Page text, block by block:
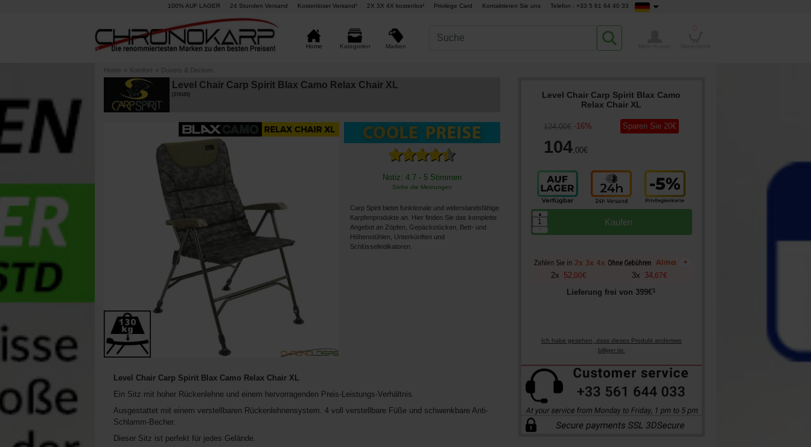
100% AUF LAGER 24 Stunden Versand Kostenloser Versand¹ 2X 3X 4X kostenlos² Privilege Card Kontaktieren Sie uns Telefon : +33 5 61 64 40 33
Home Kategorien Marken
Home » Komfort » Duvets & Decken
Level Chair Carp Spirit Blax Camo Relax Chair XL
270183]
Notiz: 4.7 - 5 Stimmen
Siehe die Meinungen
Carp Spirit bietet funktionale und widerstandsfähige
Karpfenprodukte an. Hier finden Sie das komplette
Angebot an Zöpfen, Gepäckstücken, Bett- und
Höhenstühlen, Unterkünften und
Schlüsselindikatoren.
Level Chair Carp Spirit Blax Camo
Relax Chair XL
124,00€ -16%
104,00€
Sparen Sie 20€
Kaufen
▲
+
2x 52 ,00€ 3x 34, 67€
Lieferung frei von 399€1
Ich habe gesehen, dass dieses Produkt anderswo
billiger ist.
Level Chair Carp Spirit Blax Camo Relax Chair XL
Ein Sitz mit hoher Rückenlehne und einem hervorragenden Preis-Leistungs-Verhältnis.
Ausgestattet mit einem verstellbaren Rückenlehnensystem. 4 voll verstellbare Füße und schwenkbare Anti-
Schlamm-Becher.
Dieser Sitz ist perfekt für jedes Gelände.